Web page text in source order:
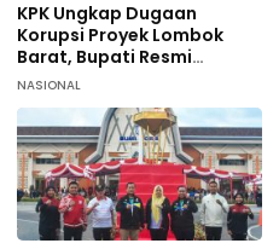
KPK Ungkap Dugaan
Korupsi Proyek Lombok
Barat, Bupati Resmi
Tersangka
NASIONAL